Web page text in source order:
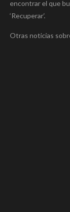
encontrar el que
‘Recuperar’.
Otras noticias